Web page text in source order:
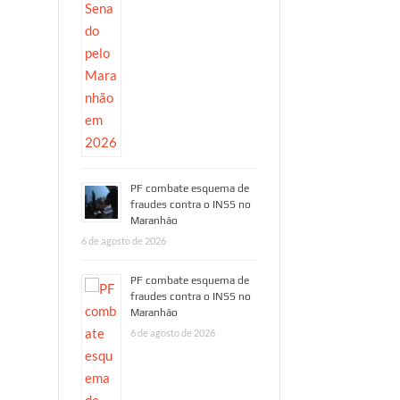
PF combate esquema de
fraudes contra o INSS no
Maranhão
6 de agosto de 2026
PF combate esquema de
fraudes contra o INSS no
Maranhão
6 de agosto de 2026